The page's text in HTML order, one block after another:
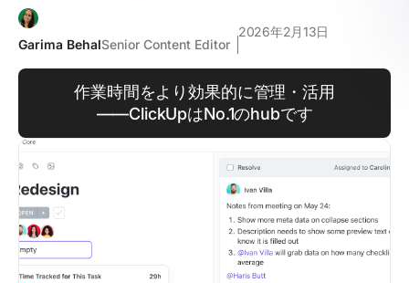
Garima BehalSenior Content Editor
2026年2月13日
作業時間をより効果的に管理・活用
――ClickUpはNo.1のhubです